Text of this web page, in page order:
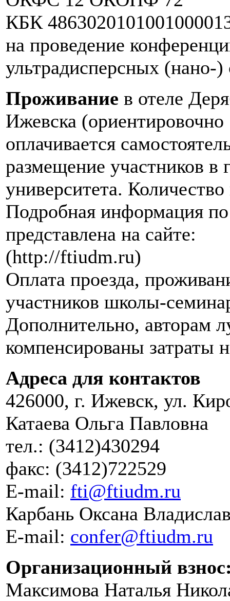
КБК
на проведение
ультрадисперсных
Проживание в отеле
Ижевска
оплачивается
размещение участников в
университета.
Подробная информация
представлена на сайте:
(http://ftiudm.ru)
Оплата проезда,
участников школы-
Дополнительно, авторам
компенсированы затраты
Адреса для контактов
426000, г. Ижевск, ул.
Катаева Ольга Павловна
тел.: (3412)430294
факс: (3412)722529
E-mail: fti@ftiudm.ru
Карбань Оксана
E-mail: confer@ftiudm.ru
Организационный
Максимова Наталья